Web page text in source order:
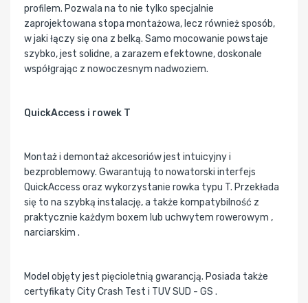
profilem. Pozwala na to nie tylko specjalnie
zaprojektowana stopa montażowa, lecz również sposób,
w jaki łączy się ona z belką. Samo mocowanie powstaje
szybko, jest solidne, a zarazem efektowne, doskonale
współgrając z nowoczesnym nadwoziem.
QuickAccess i rowek T
Montaż i demontaż akcesoriów jest intuicyjny i
bezproblemowy. Gwarantują to nowatorski interfejs
QuickAccess oraz wykorzystanie rowka typu T. Przekłada
się to na szybką instalację, a także kompatybilność z
praktycznie każdym boxem lub uchwytem rowerowym ,
narciarskim .
Model objęty jest pięcioletnią gwarancją. Posiada także
certyfikaty City Crash Test i TUV SUD - GS .